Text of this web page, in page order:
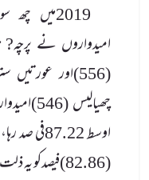
امیدواروں نے پرچہ?
چھیالیس
اوسط
(82.86)فیصدکو یہ ذلت اٹھانی پڑی۔